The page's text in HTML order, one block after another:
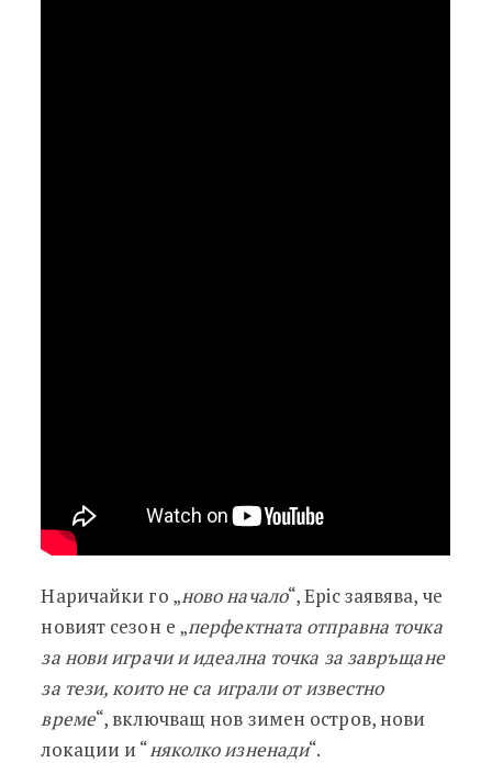
Наричайки го „ново начало“, Epic заявява, че
новият сезон е „перфектната отправна точка
за нови играчи и идеална точка за завръщане
за тези, които не са играли от известно
време“, включващ нов зимен остров, нови
локации и “няколко изненади“.